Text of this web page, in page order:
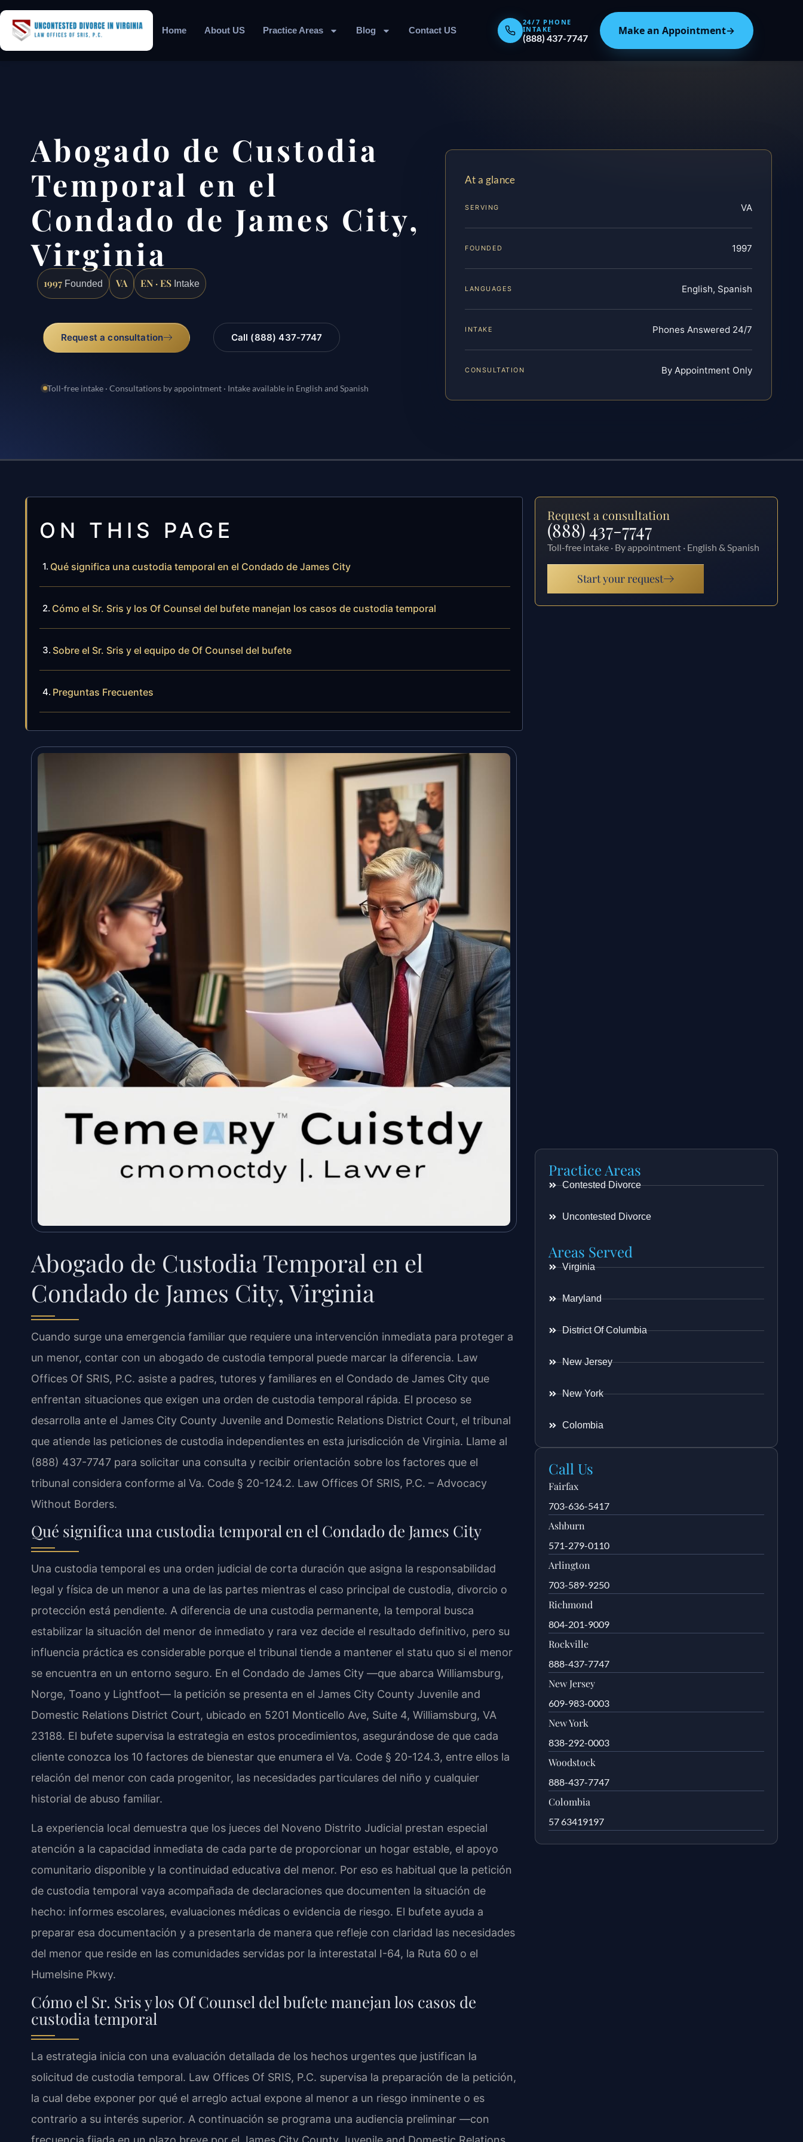
Home About US Practice Areas Blog Contact US
24/7 PHONE
INTAKE
(888) 437-7747
Make an Appointment→
Abogado de Custodia
Temporal en el
Condado de James City,
Virginia
1997 Founded VA EN · ES Intake
Request a consultation Call (888) 437-7747
Toll-free intake · Consultations by appointment · Intake available in English and Spanish
At a glance
SERVING VA
FOUNDED 1997
LANGUAGES English, Spanish
INTAKE Phones Answered 24/7
CONSULTATION By Appointment Only
ON THIS PAGE
Qué significa una custodia temporal en el Condado de James City
Cómo el Sr. Sris y los Of Counsel del bufete manejan los casos de custodia temporal
Sobre el Sr. Sris y el equipo de Of Counsel del bufete
Preguntas Frecuentes
Abogado de Custodia Temporal en el
Condado de James City, Virginia
Cuando surge una emergencia familiar que requiere una intervención inmediata para proteger a
un menor, contar con un abogado de custodia temporal puede marcar la diferencia. Law
Offices Of SRIS, P.C. asiste a padres, tutores y familiares en el Condado de James City que
enfrentan situaciones que exigen una orden de custodia temporal rápida. El proceso se
desarrolla ante el James City County Juvenile and Domestic Relations District Court, el tribunal
que atiende las peticiones de custodia independientes en esta jurisdicción de Virginia. Llame al
(888) 437-7747 para solicitar una consulta y recibir orientación sobre los factores que el
tribunal considera conforme al Va. Code § 20-124.2. Law Offices Of SRIS, P.C. – Advocacy
Without Borders.
Qué significa una custodia temporal en el Condado de James City
Una custodia temporal es una orden judicial de corta duración que asigna la responsabilidad
legal y física de un menor a una de las partes mientras el caso principal de custodia, divorcio o
protección está pendiente. A diferencia de una custodia permanente, la temporal busca
estabilizar la situación del menor de inmediato y rara vez decide el resultado definitivo, pero su
influencia práctica es considerable porque el tribunal tiende a mantener el statu quo si el menor
se encuentra en un entorno seguro. En el Condado de James City —que abarca Williamsburg,
Norge, Toano y Lightfoot— la petición se presenta en el James City County Juvenile and
Domestic Relations District Court, ubicado en 5201 Monticello Ave, Suite 4, Williamsburg, VA
23188. El bufete supervisa la estrategia en estos procedimientos, asegurándose de que cada
cliente conozca los 10 factores de bienestar que enumera el Va. Code § 20-124.3, entre ellos la
relación del menor con cada progenitor, las necesidades particulares del niño y cualquier
historial de abuso familiar.
La experiencia local demuestra que los jueces del Noveno Distrito Judicial prestan especial
atención a la capacidad inmediata de cada parte de proporcionar un hogar estable, el apoyo
comunitario disponible y la continuidad educativa del menor. Por eso es habitual que la petición
de custodia temporal vaya acompañada de declaraciones que documenten la situación de
hecho: informes escolares, evaluaciones médicas o evidencia de riesgo. El bufete ayuda a
preparar esa documentación y a presentarla de manera que refleje con claridad las necesidades
del menor que reside en las comunidades servidas por la interestatal I-64, la Ruta 60 o el
Humelsine Pkwy.
Cómo el Sr. Sris y los Of Counsel del bufete manejan los casos de
custodia temporal
La estrategia inicia con una evaluación detallada de los hechos urgentes que justifican la
solicitud de custodia temporal. Law Offices Of SRIS, P.C. supervisa la preparación de la petición,
la cual debe exponer por qué el arreglo actual expone al menor a un riesgo inminente o es
contrario a su interés superior. A continuación se programa una audiencia preliminar —con
Request a consultation
(888) 437-7747
Toll-free intake · By appointment · English & Spanish
Start your request
Practice Areas
Contested Divorce
Uncontested Divorce
Areas Served
Virginia
Maryland
District Of Columbia
New Jersey
New York
Colombia
Call Us
Fairfax
703-636-5417
Ashburn
571-279-0110
Arlington
703-589-9250
Richmond
804-201-9009
Rockville
888-437-7747
New Jersey
609-983-0003
New York
838-292-0003
Woodstock
888-437-7747
Colombia
57 63419197